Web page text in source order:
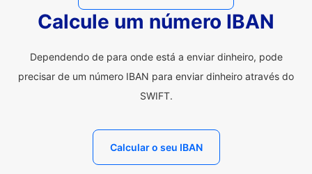
Calcule um número IBAN
Dependendo de para onde está a enviar dinheiro, pode
precisar de um número IBAN para enviar dinheiro através do
SWIFT.
Calcular o seu IBAN